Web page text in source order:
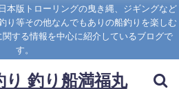
本版トローリングの曳き縄、ジギングなど
り等その他なんでもありの船釣りを楽しむ
する情報を中心に紹介しているブログで
す。
り 釣り船満福丸